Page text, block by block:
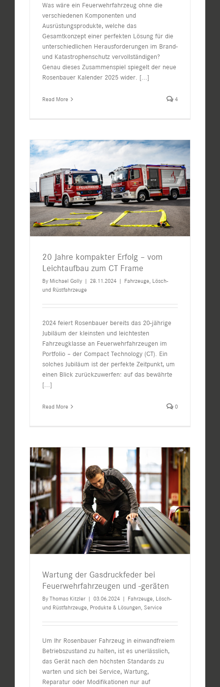
Was wäre ein Feuerwehrfahrzeug ohne die
verschiedenen Komponenten und
Ausrüstungsprodukte, welche das
Gesamtkonzept einer perfekten Lösung für die
unterschiedlichen Herausforderungen im Brand-
und Katastrophenschutz vervollständigen?
Genau dieses Zusammenspiel spiegelt der neue
Rosenbauer Kalender 2025 wider. [...]
Read More 4
20 Jahre kompakter Erfolg – vom
Leichtaufbau zum CT Frame
By Michael Golly | 28.11.2024 | Fahrzeuge, Lösch-
und Rüstfahrzeuge
2024 feiert Rosenbauer bereits das 20-jährige
Jubiläum der kleinsten und leichtesten
Fahrzeugklasse an Feuerwehrfahrzeugen im
Portfolio – der Compact Technology (CT). Ein
solches Jubiläum ist der perfekte Zeitpunkt, um
einen Blick zurückzuwerfen: auf das bewährte
[...]
Read More 0
Wartung der Gasdruckfeder bei
Feuerwehrfahrzeugen und -geräten
By Thomas Kitzler | 03.06.2024 | Fahrzeuge Lösch-
und Rüstfahrzeuge Produkte & Lösungen Service
Um Ihr Rosenbauer Fahrzeug in einwandfreiem
Betriebszustand zu halten, ist es unerlässlich,
das Gerät nach den höchsten Standards zu
warten und sich bei Service, Wartung,
Reparatur oder Modifikationen nur auf